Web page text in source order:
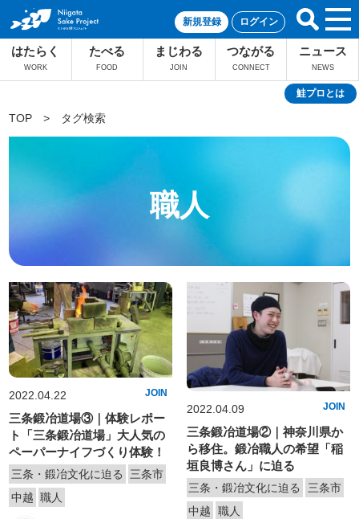
新規登録 ログイン
はたらく
WORK
たべる
FOOD
まじわる
JOIN
つながる
CONNECT
ニュース
NEWS
鮭プロとは
TOP > タグ検索
職人
2022.04.22 JOIN
三条鍛冶道場③｜体験レポー
ト「三条鍛冶道場」大人気の
ペーパーナイフづくり体験！
三条・鍛冶文化に迫る
三条市
中越 職人
2022.04.09 JOIN
三条鍛冶道場②｜神奈川県か
ら移住。鍛冶職人の希望「稲
垣良博さん」に迫る
三条・鍛冶文化に迫る
三条市
中越
職人